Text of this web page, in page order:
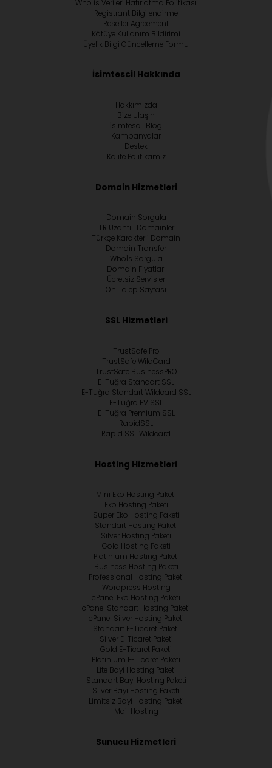
Who is Verileri Hatırlatma Politikası
Registrant Bilgilendirme
Reseller Agreement
Kötüye Kullanım Bildirimi
Üyelik Bilgi Güncelleme Formu
İsimtescil Hakkında
Hakkımızda
Bize Ulaşın
İsimtescil Blog
Kampanyalar
Destek
Kalite Politikamız
Domain Hizmetleri
Domain Sorgula
TR Uzantılı Domainler
Türkçe Karakterli Domain
Domain Transfer
Whoİs Sorgula
Domain Fiyatları
Ücretsiz Servisler
Ön Talep Sayfası
SSL Hizmetleri
TrustSafe Pro
TrustSafe WildCard
TrustSafe BusinessPRO
E-Tuğra Standart SSL
E-Tuğra Standart Wildcard SSL
E-Tuğra EV SSL
E-Tuğra Premium SSL
RapidSSL
Rapid SSL Wildcard
Hosting Hizmetleri
Mini Eko Hosting Paketi
Eko Hosting Paketi
Super Eko Hosting Paketi
Standart Hosting Paketi
Silver Hosting Paketi
Gold Hosting Paketi
Platinium Hosting Paketi
Business Hosting Paketi
Professional Hosting Paketi
Wordpress Hosting
cPanel Eko Hosting Paketi
cPanel Standart Hosting Paketi
cPanel Silver Hosting Paketi
Standart E-Ticaret Paketi
Silver E-Ticaret Paketi
Gold E-Ticaret Paketi
Platinium E-Ticaret Paketi
Lite Bayi Hosting Paketi
Standart Bayi Hosting Paketi
Silver Bayi Hosting Paketi
Limitsiz Bayi Hosting Paketi
Mail Hosting
Sunucu Hizmetleri